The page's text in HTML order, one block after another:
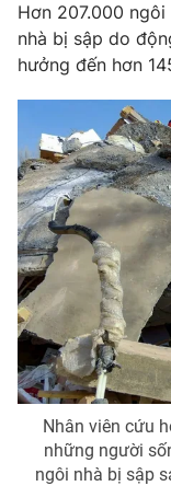
Hitech Công
Sản phẩm
Thị trường
Tư vấn
Giao lưu trực
Lịch phát sóng
Chuyên mục khác
Emagazine
Photo
Video
VTV Money
VTV Sức khoẻ
Hơn 207.000
nhà bị sập do
hưởng đến hơn
Nhân viên cứu
những người
ngôi nhà bị sập